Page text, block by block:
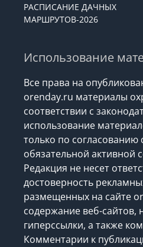
РАСПИСАНИЕ ДАЧНЫХ
МАРШРУТОВ-2026
Использование
Все права на
orenday.ru материалы
соответствии с
использование
только по согласованию
обязательной активной
Редакция не несет
достоверность
размещенных на сайте
содержание веб-сайтов,
гиперссылки, а также
Комментарии к